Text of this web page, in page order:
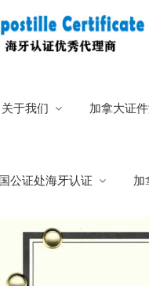
关于我们 加拿大证
公证处海牙认证 加
2026/05/18 分类: 官方博